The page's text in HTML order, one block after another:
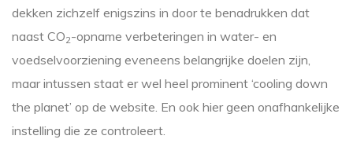
dekken zichzelf enigszins in door te benadrukken dat
naast CO2-opname verbeteringen in water- en
voedselvoorziening eveneens belangrijke doelen zijn,
maar intussen staat er wel heel prominent ‘cooling down
the planet’ op de website. En ook hier geen onafhankelijke
instelling die ze controleert.